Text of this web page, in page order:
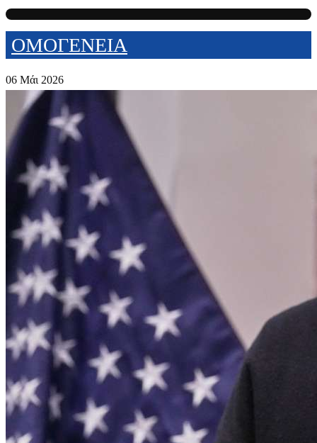
ΟΜΟΓΕΝΕΙΑ
06 Μάι 2026